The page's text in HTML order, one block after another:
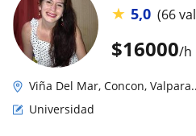
$16000/h
★ 5,0 (66
Viña Del Mar, Concon,
Universidad